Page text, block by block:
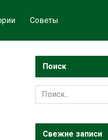
Советы
Поиск
Search
for:
Свежие записи